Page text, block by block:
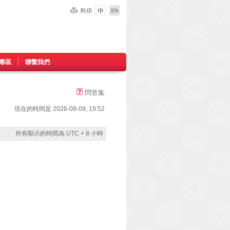
區 聯繫我們
問答集
現在的時間是 2026-08-09, 19:52
所有顯示的時間為 UTC + 8 小時